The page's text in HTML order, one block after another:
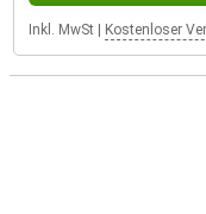
Inkl. MwSt Kostenloser